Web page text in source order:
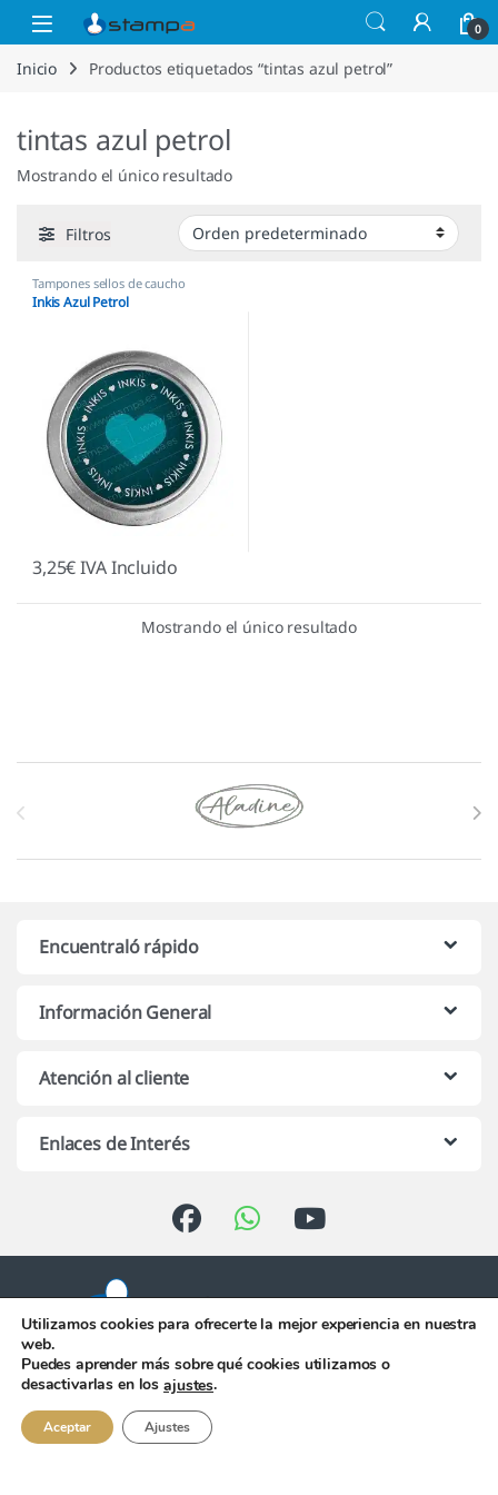
Saltar a la navegación
Saltar al contenido
Open 0
Inicio Productos etiquetados “tintas azul petrol”
tintas azul petrol
Mostrando el único resultado
Filtros
Tampones sellos de caucho
Inkis Azul Petrol
3,25€IVA Incluido
Mostrando el único resultado
Marcas De Carrusel
Encuentraló rápido
Información General
Atención al cliente
Enlaces de Interés
Atención telefónica de 10:00 h.
956 344 058
Utilizamos cookies para ofrecerte la mejor experiencia en nuestra
web.
Puedes aprender más sobre qué cookies utilizamos o
desactivarlas en losajustes.
Aceptar Ajustes